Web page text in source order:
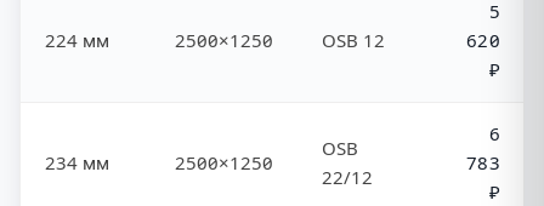
224 мм 2500×1250 OSB 12
5
620
₽
234 мм 2500×1250
OSB
22/12
6
783
₽